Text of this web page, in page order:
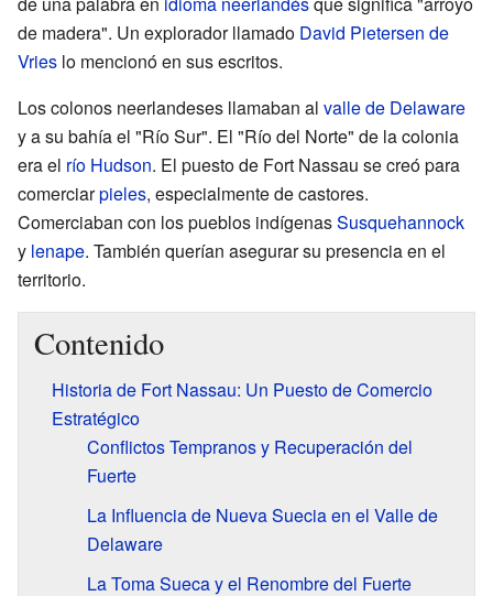
de madera". Un explorador llamado David Pietersen de
Vries lo mencionó en sus escritos.
Los colonos neerlandeses llamaban al valle de Delaware
y a su bahía el "Río Sur". El "Río del Norte" de la colonia
era el río Hudson. El puesto de Fort Nassau se creó para
comerciarpieles, especialmente de castores.
Comerciaban con los pueblos indígenasSusquehannock
y lenape. También querían asegurar su presencia en el
territorio.
Contenido
Historia de Fort Nassau: Un Puesto de Comercio
Estratégico
Conflictos Tempranos y Recuperación del
Fuerte
La Influencia de Nueva Suecia en el Valle de
Delaware
La Toma Sueca y el Renombre del Fuerte